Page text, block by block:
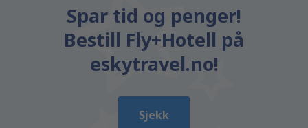
Spar tid og penger!
Bestill Fly+Hotell på
eskytravel.no!
Sjekk